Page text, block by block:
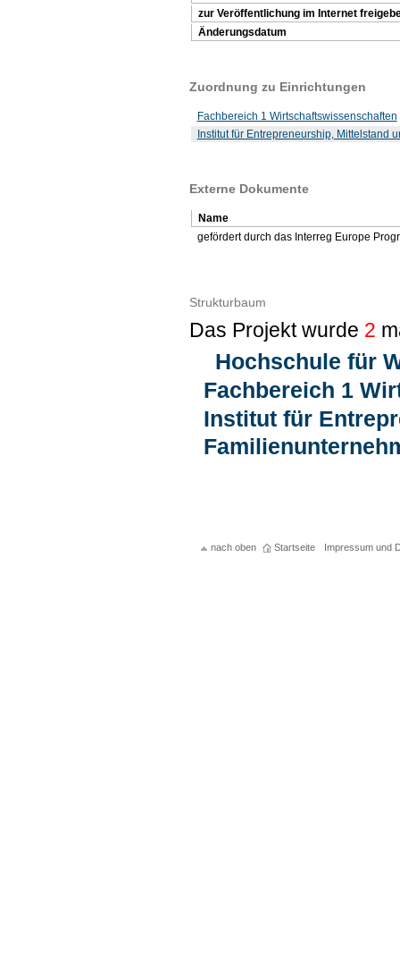
zur Veröffentlichung im Internet
Änderungsdatum
Zuordnung zu Einrichtungen
Fachbereich 1 Wirtschaftswissenschaften
Institut für Entrepreneurship, Mittelstand
Externe Dokumente
Name
gefördert durch das Interreg Europe
Strukturbaum
Das Projekt wurde 2
Hochschule für
Fachbereich 1
Institut für
nach oben Startseite Impressum und